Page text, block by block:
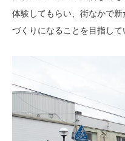
体験してもらい、街なかで
づくりになることを目指して